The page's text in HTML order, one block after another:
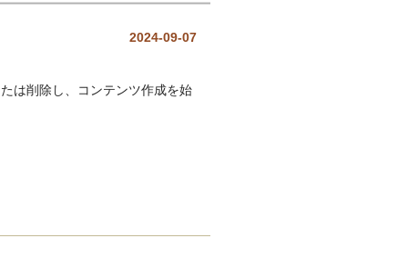
2024-09-07
は削除し、コンテンツ作成を始